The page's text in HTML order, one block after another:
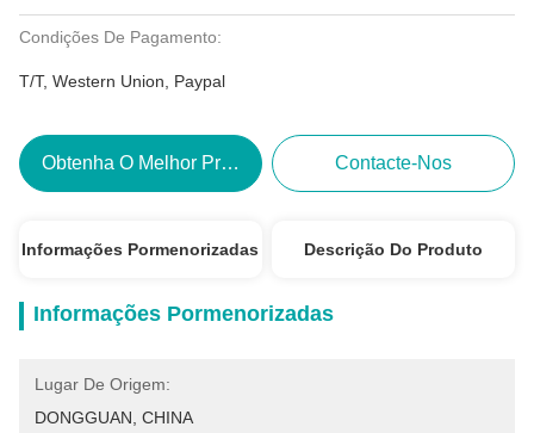
Condições De Pagamento:
T/T, Western Union, Paypal
Obtenha O Melhor Preço Contacte-Nos
Informações Pormenorizadas Descrição Do Produto
Informações Pormenorizadas
Lugar De Origem:
DONGGUAN, CHINA